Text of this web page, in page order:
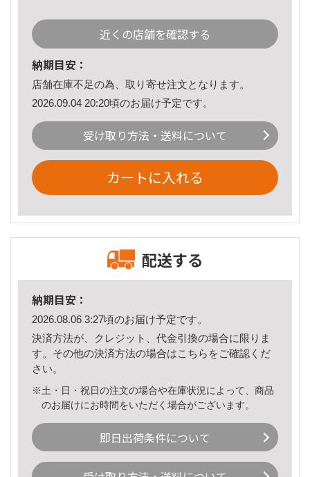
近くの店舗を確認する
納期目安：
店舗在庫不足の為、取り寄せ注文となります。
2026.09.04 20:20頃のお届け予定です。
受け取り方法・送料について
カートに入れる
配送する
納期目安：
2026.08.06 3:27頃のお届け予定です。
決済方法が、クレジット、代金引換の場合に限りま
す。その他の決済方法の場合はこちら をご確認くだ
さい。
※土・日・祝日の注文の場合や在庫状況によって、商品
のお届けにお時間をいただく場合がございます。
即日出荷条件について